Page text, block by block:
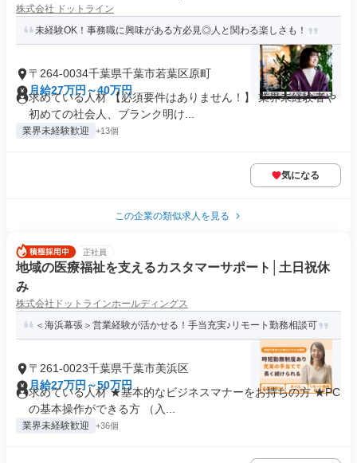
株式会社 ドットライン
未経験OK！事務職に興味がある方必見◎人と関わる楽しさも！
〒264-0034千葉県千葉市若葉区原町
月給27万円～40万円
求めている人材 【必須要件はありません！】 業界未経験者や
初めての社会人、ブランク明け...
業界未経験歓迎 +13個
気になる
この企業の類似求人を見る
正社員
地域の医療福祉を支えるカスタマーサポート│土日祝休
み
株式会社ドットラインホールディングス
＜海浜幕張＞営業経験が活かせる！手当充実♪リモート勤務相談可
〒261-0023千葉県千葉市美浜区
月給27万円～50万円
求めている人材 ★基本的なビジネスマナーをお持ちの方 ★PC
の基本操作ができる方 （入...
業界未経験歓迎 +36個